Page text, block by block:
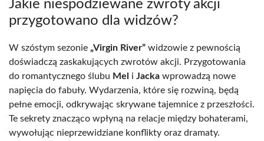
Jakie niespodziewane zwroty akcji
przygotowano dla widzów?
W szóstym sezonie „Virgin River” widzowie z pewnością
doświadczą zaskakujących zwrotów akcji. Przygotowania
do romantycznego ślubu Mel i Jacka wprowadzą nowe
napięcia do fabuły. Wydarzenia, które się rozwiną, będą
pełne emocji, odkrywając skrywane tajemnice z przeszłości.
Te sekrety znacząco wpłyną na relacje między bohaterami,
wywołując nieprzewidziane konflikty oraz dramaty.